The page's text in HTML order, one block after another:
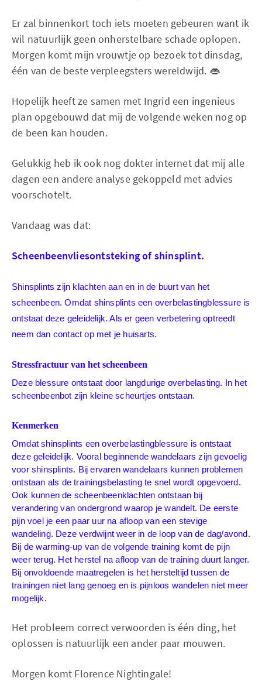
Er zal binnenkort toch iets moeten gebeuren want ik
wil natuurlijk geen onherstelbare schade oplopen.
Morgen komt mijn vrouwtje op bezoek tot dinsdag,
één van de beste verpleegsters wereldwijd. 👄
Hopelijk heeft ze samen met Ingrid een ingenieus
plan opgebouwd dat mij de volgende weken nog op
de been kan houden.
Gelukkig heb ik ook nog dokter internet dat mij alle
dagen een andere analyse gekoppeld met advies
voorschotelt.
Vandaag was dat:
Scheenbeenvliesontsteking of shinsplint.
Shinsplints zijn klachten aan en in de buurt van het
scheenbeen. Omdat shinsplints een overbelastingblessure is
ontstaat deze geleidelijk. Als er geen verbetering optreedt
neem dan contact op met je huisarts.
Stressfractuur van het scheenbeen
Deze blessure ontstaat door langdurige overbelasting. In het
scheenbeenbot zijn kleine scheurtjes ontstaan.
Kenmerken
Omdat shinsplints een overbelastingblessure is ontstaat
deze geleidelijk. Vooral beginnende wandelaars zijn gevoelig
voor shinsplints. Bij ervaren wandelaars kunnen problemen
ontstaan als de trainingsbelasting te snel wordt opgevoerd.
Ook kunnen de scheenbeenklachten ontstaan bij
verandering van ondergrond waarop je wandelt. De eerste
pijn voel je een paar uur na afloop van een stevige
wandeling. Deze verdwijnt weer in de loop van de dag/avond.
Bij de warming-up van de volgende training komt de pijn
weer terug. Het herstel na afloop van de training duurt langer.
Bij onvoldoende maatregelen is het hersteltijd tussen de
trainingen niet lang genoeg en is pijnloos wandelen niet meer
mogelijk.
Het probleem correct verwoorden is één ding, het
oplossen is natuurlijk een ander paar mouwen.
Morgen komt Florence Nightingale!